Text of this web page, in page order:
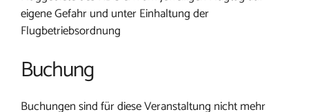
eigene Gefahr und unter Einhaltung der
Flugbetriebsordnung
Buchung
Buchungen sind für diese Veranstaltung nicht mehr